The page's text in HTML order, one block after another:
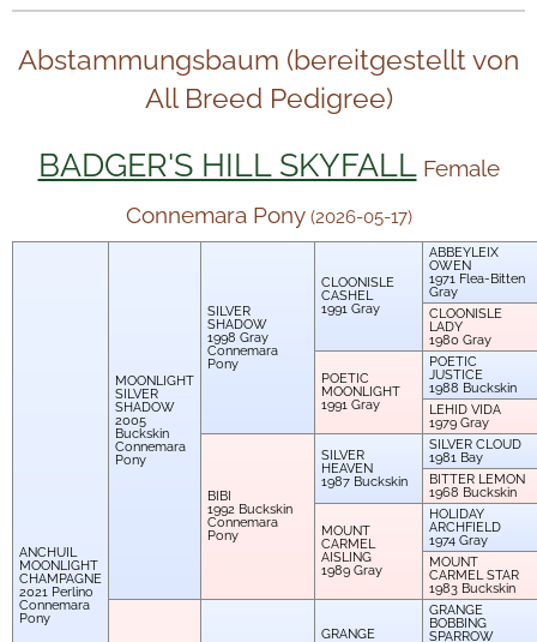
Abstammungsbaum (bereitgestellt von
All Breed Pedigree)
BADGER'S HILL SKYFALLFemale
Connemara Pony (2026-05-17)
ANCHUIL
MOONLIGHT
CHAMPAGNE
2021 Perlino
Connemara
Pony
MOONLIGHT
SILVER
SHADOW
2005
Buckskin
Connemara
Pony
SILVER
SHADOW
1998 Gray
Connemara
Pony
CLOONISLE
CASHEL
1991 Gray
ABBEYLEIX
OWEN
1971 Flea-Bitten
Gray
CLOONISLE
LADY
1980 Gray
POETIC
MOONLIGHT
1991 Gray
POETIC
JUSTICE
1988 Buckskin
LEHID VIDA
1979 Gray
BIBI
1992 Buckskin
Connemara
Pony
SILVER
HEAVEN
1987 Buckskin
SILVER CLOUD
1981 Bay
BITTER LEMON
1968 Buckskin
MOUNT
CARMEL
AISLING
1989 Gray
HOLIDAY
ARCHFIELD
1974 Gray
MOUNT
CARMEL STAR
1983 Buckskin
GRANGE
GRANGE
BOBBING
SPARROW